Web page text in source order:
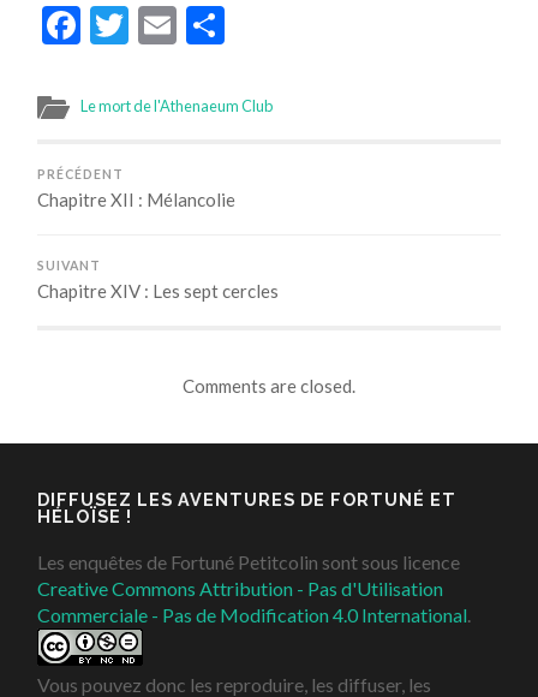
Facebook
Twitter
Email
Le mort de l'Athenaeum Club
PRÉCÉDENT
Chapitre XII : Mélancolie
SUIVANT
Chapitre XIV : Les sept cercles
Comments are closed.
DIFFUSEZ LES AVENTURES DE FORTUNÉ ET
HÉLOÏSE !
Les enquêtes de Fortuné Petitcolin sont sous licence
Creative Commons Attribution - Pas d'Utilisation
Commerciale - Pas de Modification 4.0 International
Vous pouvez donc les reproduire, les diffuser, les